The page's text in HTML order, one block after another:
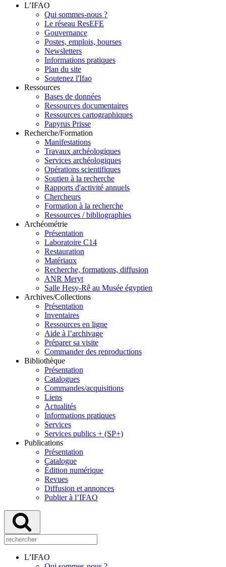
L’IFAO
Qui sommes-nous ?
Le réseau ResEFE
Gouvernance
Postes, emplois, bourses
Newsletters
Informations pratiques
Plan du site
Soutenez l'Ifao
Ressources
Bases de données
Ressources documentaires
Ressources cartographiques
Papyrus Prisse
Recherche/Formation
Manifestations
Travaux archéologiques
Services archéologiques
Opérations scientifiques
Soutien à la recherche
Rapports d'activité annuels
Chercheurs
Formation à la recherche
Ressources / bibliographies
Archéométrie
Présentation
Laboratoire C14
Restauration
Matériaux
Recherche, formations, diffusion
ANR Meryt
Salle Hesy-Rê au Musée égyptien
Archives/Collections
Présentation
Inventaires
Ressources en ligne
Aide à l’archivage
Préparer sa visite
Commander des reproductions
Bibliothèque
Présentation
Catalogues
Commandes/acquisitions
Liens
Actualités
Informations pratiques
Services
Services publics + (SP+)
Publications
Présentation
Catalogue
Édition numérique
Revues
Diffusion et annonces
Publier à l’IFAO
L’IFAO